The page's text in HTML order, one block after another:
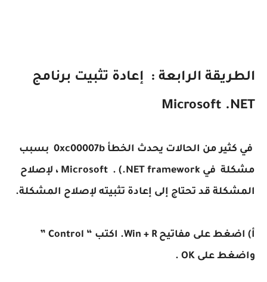
الطريقة الرابعة : إعادة تثبيت برنامج
Microsoft .NET
في كثير من الحالات يحدث الخطأ 0xc00007b بسبب
مشكلة في Microsoft . (.NET framework ، لإصلاح
المشكلة قد تحتاج إلى إعادة تثبيته لإصلاح المشكلة.
أ) اضغط على مفاتيح Win + R. اكتب “ Control ”
واضغط على OK .